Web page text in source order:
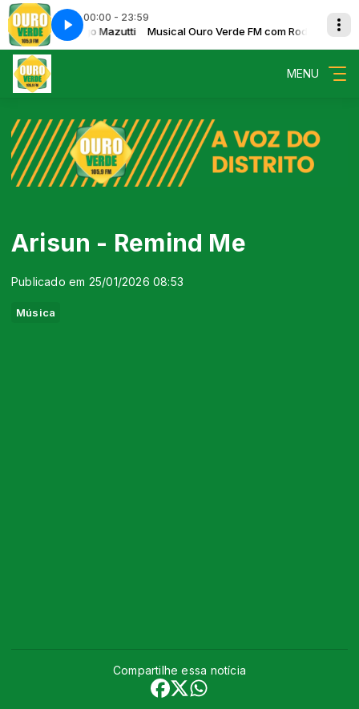
00:00 - 23:59
FM com Rodrigo Mazutti Musical Ouro Verde FM com Rodrigo
Mariposas Alrededor Alfredo Gonzalez - Mariposas Alrededor
MENU
Arisun - Remind Me
Publicado em 25/01/2026 08:53
Música
Compartilhe essa notícia